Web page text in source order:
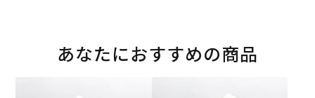
あなたにおすすめの商品